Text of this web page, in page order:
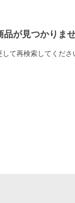
品が見つかりま
して再検索してくださ